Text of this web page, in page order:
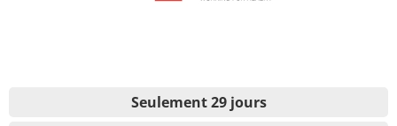
Seulement 29 jours